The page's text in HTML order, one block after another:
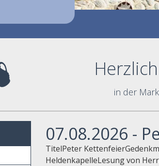
in der
07.08.2026 -
TitelPeter
HeldenkapelleLesung von